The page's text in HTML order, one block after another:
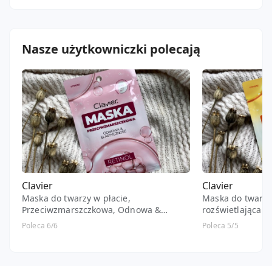
Nasze użytkowniczki polecają
Clavier
Maska do twarzy w płacie,
Przeciwzmarszczkowa, Odnowa &
Elastyczność, Retinol
Poleca 6/6
Clavier
Maska do
rozświetlająca z
Poleca 5/5